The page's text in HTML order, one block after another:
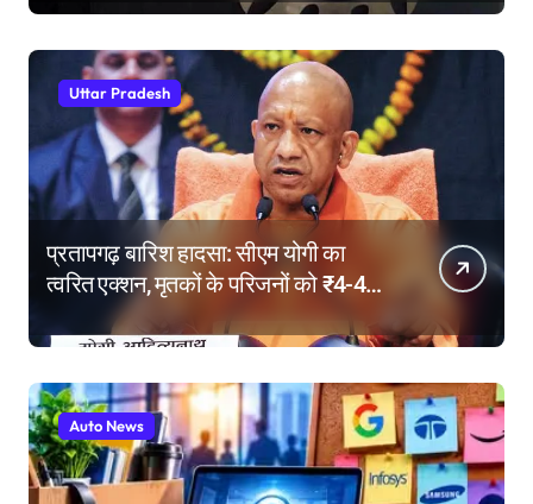
Uttar Pradesh
प्रतापगढ़ बारिश हादसा: सीएम योगी का
त्वरित एक्शन, मृतकों के परिजनों को ₹4-4
लाख की सहायता, घायलों के बेहतर इलाज के
निर्देश
Auto News